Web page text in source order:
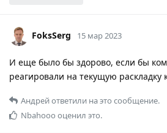
FoksSerg 15 мар 2023
И еще было бы здорово, если бы
реагировали на текущую раскладку
Андрейответили на это сообщение.
Nbahooo оценил это.